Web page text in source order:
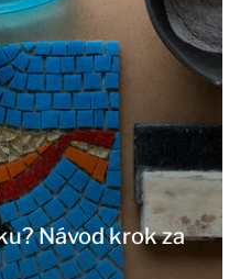
Návod krok za